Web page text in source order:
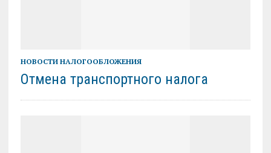
НОВОСТИ НАЛОГООБЛОЖЕНИЯ
Отмена транспортного налога